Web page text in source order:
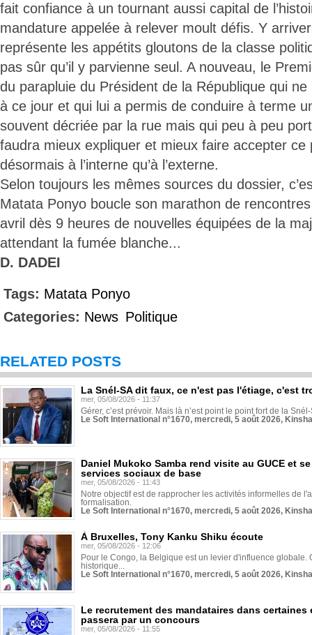
fait confiance à un tournant aussi capital de
mandature appelée à relever moult défis. Y
représente les appétits gloutons de la classe
pas sûr qu’il y parvienne seul. A nouveau, le
du parapluie du Président de la République qui
à ce jour et qui lui a permis de conduire à terme
souvent décriée par la rue mais qui peu à peu
faudra mieux expliquer et mieux faire accepter ce
désormais à l’interne qu’à l’externe.
Selon toujours les mêmes sources du dossier,
Matata Ponyo boucle son marathon de
avril dès 9 heures de nouvelles équipées de la
attendant la fumée blanche...
D. DADEI
Tags: Matata Ponyo
Categories: News Politique
RELATED POSTS
La Snél-SA dit faux, ce n'est pas l'étiage, c'est
mer, 05/08/2026 - 11:37
Gérer, c’est prévoir. Mais là n’est point le point fort de la
Le Soft International n°1670, mercredi, 5 août 2026,
Daniel Mukoko Samba rend visite au GUCE et
services sociaux de base
mer, 05/08/2026 - 11:43
Notre objectif est de rapprocher les activités informelles de
formalisation.
Le Soft International n°1670, mercredi, 5 août 2026,
À Bruxelles, Tony Kanku Shiku écoute
mer, 05/08/2026 - 12:06
Pour le Congo, la Belgique est un levier d'influence globale.
historique...
Le Soft International n°1670, mercredi, 5 août 2026,
Le recrutement des mandataires dans
passera par un concours
mer, 05/08/2026 - 11:55